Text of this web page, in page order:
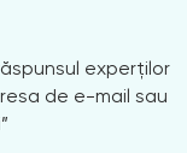
experților
de e-mail sau